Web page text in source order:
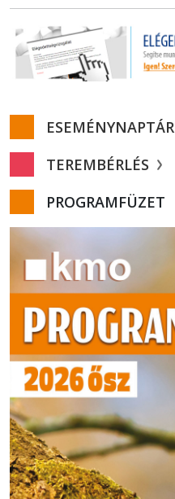
ESEMÉNYNAPTÁR
TEREMBÉRLÉS
PROGRAMFÜZET